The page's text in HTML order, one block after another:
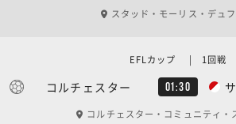
スタッド・モーリス・デュ
コルチェスター 01:30
EFLカップ | 1回戦
コルチェスター・コミュニティ・